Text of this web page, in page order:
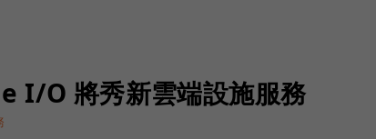
I/O 將秀新雲端設施服務